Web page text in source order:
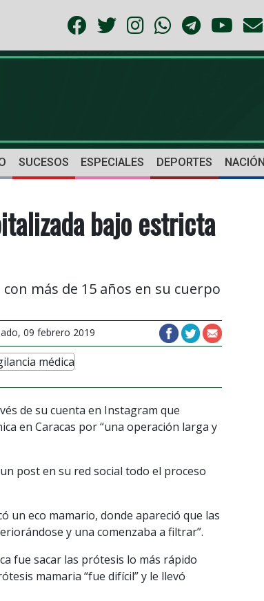
SUCESOS ESPECIALES DEPORTES NACIÓN
bajo estricta
más de 15 años en su cuerpo
09 febrero 2019
de su cuenta en Instagram que
en Caracas por “una operación larga y
post en su red social todo el proceso
un eco mamario, donde apareció que las
y una comenzaba a filtrar”.
fue sacar las prótesis lo más rápido
mamaria “fue difícil” y le llevó